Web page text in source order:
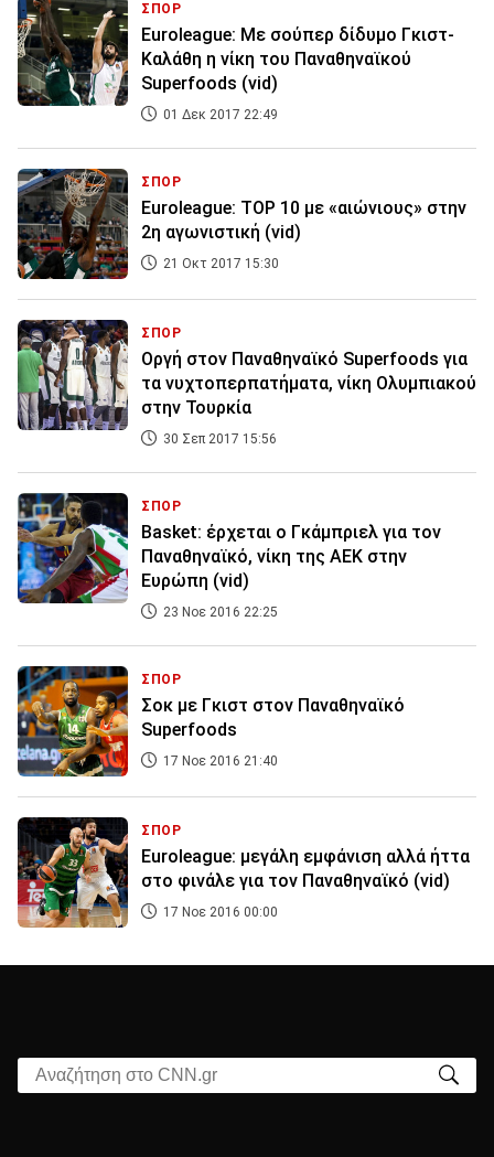
ΣΠΟΡ
Euroleague: Με σούπερ δίδυμο Γκιστ-
Καλάθη η νίκη του Παναθηναϊκού
Superfoods (vid)
01 Δεκ 2017 22:49
ΣΠΟΡ
Euroleague: TOP 10 με «αιώνιους» στην
2η αγωνιστική (vid)
21 Οκτ 2017 15:30
ΣΠΟΡ
Οργή στον Παναθηναϊκό Superfoods για
τα νυχτοπερπατήματα, νίκη Ολυμπιακού
στην Τουρκία
30 Σεπ 2017 15:56
ΣΠΟΡ
Basket: έρχεται ο Γκάμπριελ για τον
Παναθηναϊκό, νίκη της ΑΕΚ στην
Ευρώπη (vid)
23 Νοε 2016 22:25
ΣΠΟΡ
Σοκ με Γκιστ στον Παναθηναϊκό
Superfoods
17 Νοε 2016 21:40
ΣΠΟΡ
Euroleague: μεγάλη εμφάνιση αλλά ήττα
στο φινάλε για τον Παναθηναϊκό (vid)
17 Νοε 2016 00:00
Αναζήτηση στο CNN.gr